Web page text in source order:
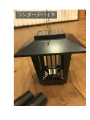
ワンダーデバイス